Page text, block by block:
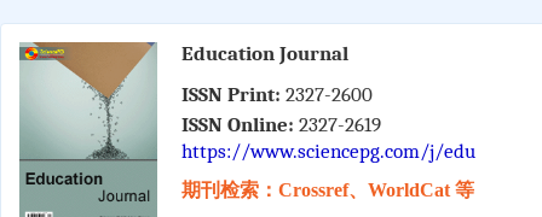
Education Journal
ISSN Print: 2327-2600
ISSN Online: 2327-2619
https://www.sciencepg.com/j/edu
期刊检索：Crossref、WorldCat 等